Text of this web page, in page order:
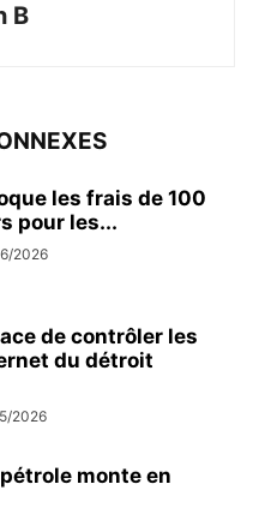
B
les frais de 100
pour les...
2026
de contrôler les
du détroit
2026
monte en